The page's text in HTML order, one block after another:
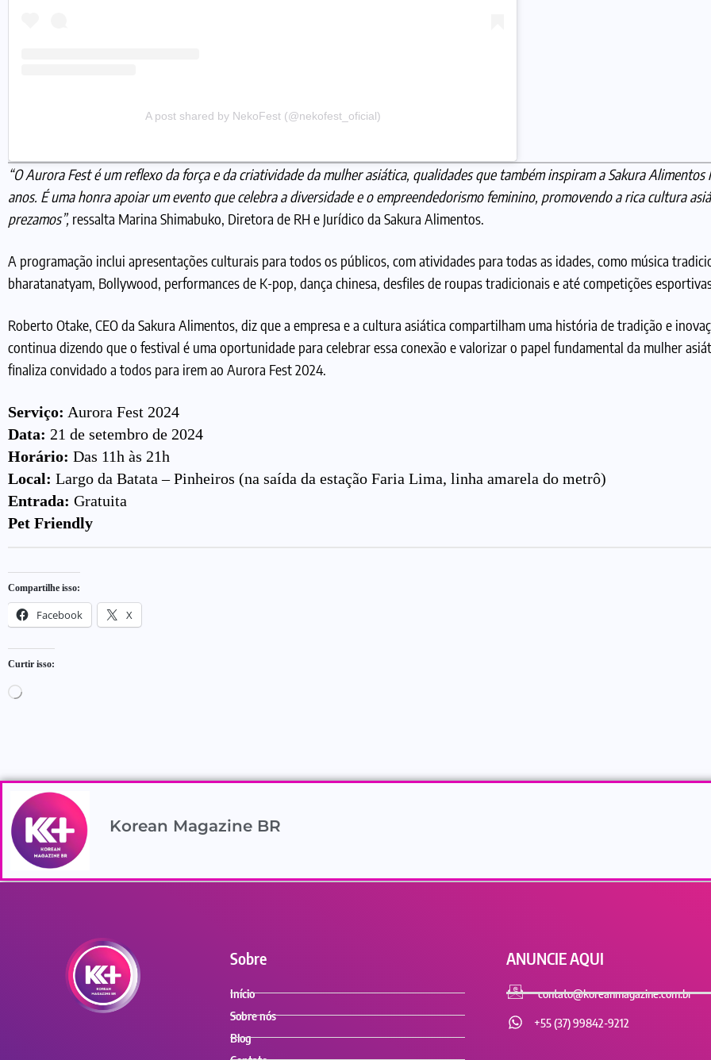
A post shared by NekoFest (@nekofest_oficial)
“O Aurora Fest é um reflexo da força e da criatividade da mulher asiática, qualidades que também inspiram a Sakura Alimentos
anos. É uma honra apoiar um evento que celebra a diversidade e o empreendedorismo feminino, promovendo a rica cultura
prezamos”, ressalta Marina Shimabuko, Diretora de RH e Jurídico da Sakura Alimentos.
A programação inclui apresentações culturais para todos os públicos, com atividades para todas as idades, como música
bharatanatyam, Bollywood, performances de K-pop, dança chinesa, desfiles de roupas tradicionais e até competições
Roberto Otake, CEO da Sakura Alimentos, diz que a empresa e a cultura asiática compartilham uma história de tradição e
continua dizendo que o festival é uma oportunidade para celebrar essa conexão e valorizar o papel fundamental da mulher
finaliza convidado a todos para irem ao Aurora Fest 2024.
Serviço: Aurora Fest 2024
Data: 21 de setembro de 2024
Horário: Das 11h às 21h
Local: Largo da Batata – Pinheiros (na saída da estação Faria Lima, linha amarela do metrô)
Entrada: Gratuita
Pet Friendly
Compartilhe isso:
Facebook X
Curtir isso:
Korean Magazine BR
Sobre
Início
Sobre nós
Blog
ANUNCIE AQUI
contato@koreanmagazine.com.br
+55 (37) 99842-9212